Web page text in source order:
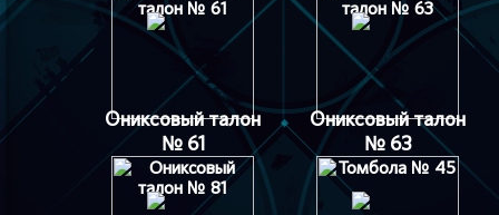
Ониксовый талон
№ 61
Ониксовый талон
№ 63